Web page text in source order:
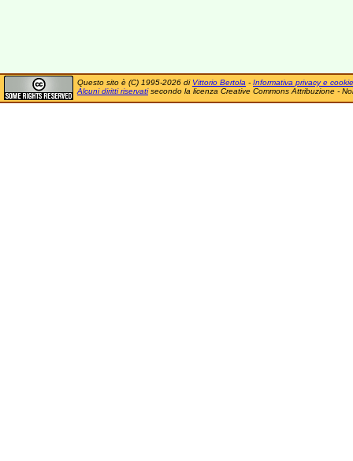
Questo sito è (C) 1995-2026 di Vittorio Bertola - Informativa privacy e cookie
Alcuni diritti riservatisecondo la licenza Creative Commons Attribuzione -